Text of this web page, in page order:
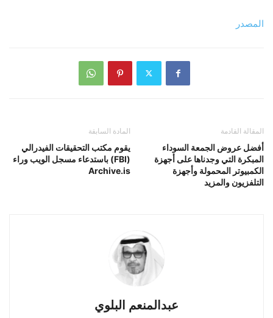
المصدر
المادة السابقة
يقوم مكتب التحقيقات الفيدرالي
(FBI) باستدعاء مسجل الويب وراء
Archive.is
المقالة القادمة
أفضل عروض الجمعة السوداء
المبكرة التي وجدناها على أجهزة
الكمبيوتر المحمولة وأجهزة
التلفزيون والمزيد
عبدالمنعم البلوي